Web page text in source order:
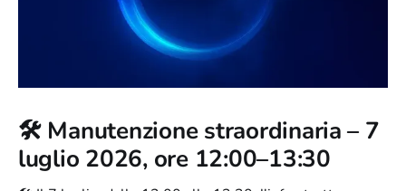
🛠️ Manutenzione straordinaria – 7
luglio 2026, ore 12:00–13:30